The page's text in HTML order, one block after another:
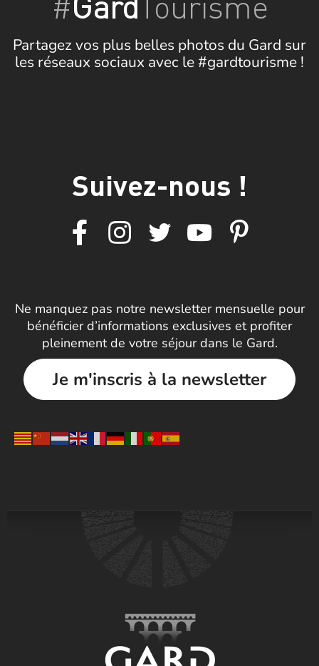
Partagez vos plus belles photos du Gard sur
les réseaux sociaux avec le #gardtourisme !
Suivez-nous !
Ne manquez pas notre newsletter mensuelle pour
bénéficier d’informations exclusives et profiter
pleinement de votre séjour dans le Gard.
Je m'inscris à la newsletter